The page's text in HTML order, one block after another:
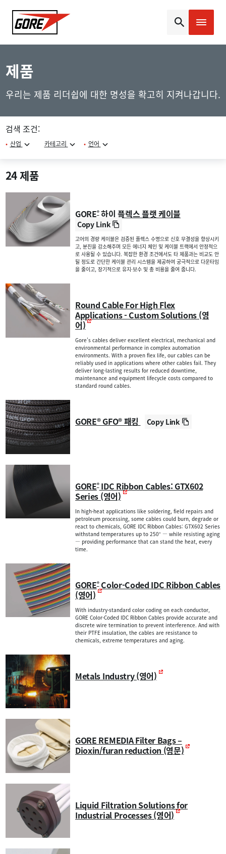
Gore
제품
우리는 제품 리더쉽에 대한 명성을 확고히 지켜나갑니다.
검색 조건:
• 산업 카테고리 • 언어
24제품
GORE®하이 플렉스 플랫 케이블
Copy Link
고어의 경량 케이블은 검증된 플렉스 수명으로 신호 무결성을 향상시키
고, 분진을 감소해주며 모든 에너지 체인 및 케이블 트랙에서 안정적으
로 사용될 수 있습니다. 복잡한 환경 조건에서도 타 제품과는 비교도 안
될 정도로 간단한 케이블 관리 시스템을 제공하여 궁극적으로 다운타임
을 줄이고, 장기적으로 유지·보수 및 총 비용을 줄여 줍니다.
Round Cable For High Flex
Applications - Custom Solutions (영
어)
Gore’s cables deliver excellent electrical, mechanical and
environmental performance in complex automation
environments. With a proven flex life, our cables can be
reliably used in applications where other cables fail. They
deliver long-lasting results for reduced downtime,
maintenance and equipment lifecycle costs compared to
standard round cables.
GORE® GFO® 패킹 Copy Link
GORE®IDC Ribbon Cables: GTX602
Series (영어)
In high-heat applications like soldering, field repairs and
petroleum processing, some cables could burn, degrade or
react to chemicals, GORE IDC Ribbon Cables: GTX602 Series
withstand temperatures up to 250° — while resisting aging
— providing performance that can stand the heat, every
time.
GORE®Color-Coded IDC Ribbon Cables
(영어)
With industry-standard color coding on each conductor,
GORE Color-Coded IDC Ribbon Cables provide accurate and
discrete wire termination to prevent interference. And with
their PTFE insulation, the cables are resistance to
chemicals, extreme temperatures and aging.
Metals Industry (영어)
GORE REMEDIA Filter Bags –
Dioxin/furan reduction (영문)
Liquid Filtration Solutions for
Industrial Processes (영어)